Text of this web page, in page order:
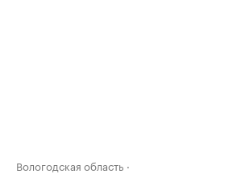
Вологодская область